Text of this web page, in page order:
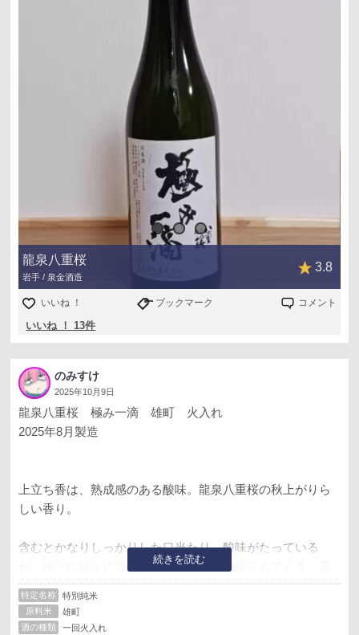
龍泉八重桜
岩手 / 泉金酒造
3.8
いいね ！ ブックマーク コメント
いいね ！ 13件
のみすけ
2025年10月9日
続きを読む
龍泉八重桜 極み一滴 雄町 火入れ
2025年8月製造
上立ち香は、熟成感のある酸味。龍泉八重桜の秋上がりら
しい香り。
含むとかなりしっかりした口当たり。酸味がたっている
が、徐々に徐々に旨みと控えめな甘みが膨らんでくる。最
初から最後まで、苦みが効いていて、食事に合わせると口
の中をリセットしてくれる。
特定名称
特別純米
原料米
雄町
酒の種類
一回火入れ